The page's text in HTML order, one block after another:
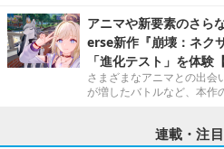
アニマや新要素のさら
erse新作『崩壊：ネク
「進化テスト」を体験
さまざまなアニマとの出会
が増したバトルなど、本作
連載・注